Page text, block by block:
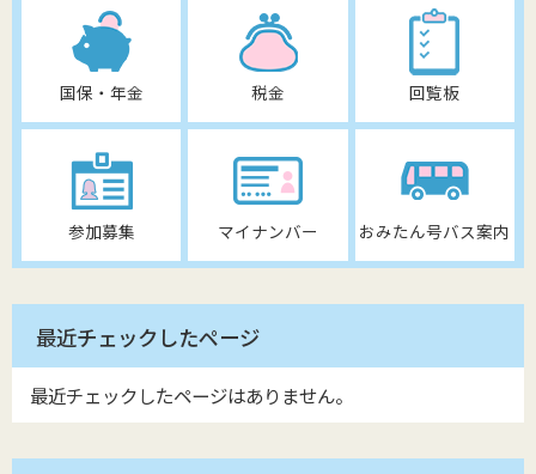
国保・年金 税金 回覧板
参加募集 マイナンバー おみたん号バス案内
最近チェックしたページ
最近チェックしたページはありません。